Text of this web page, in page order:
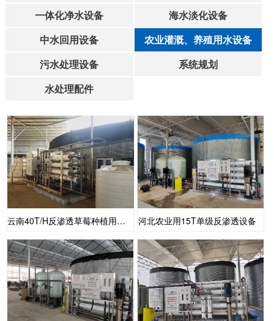
一体化净水设备
海水淡化设备
中水回用设备
农业灌溉、养殖用水设备
污水处理设备
系统规划
水处理配件
云南40T/H反渗透草莓种植用水处理设备 河北农业用15T单级反渗透设备